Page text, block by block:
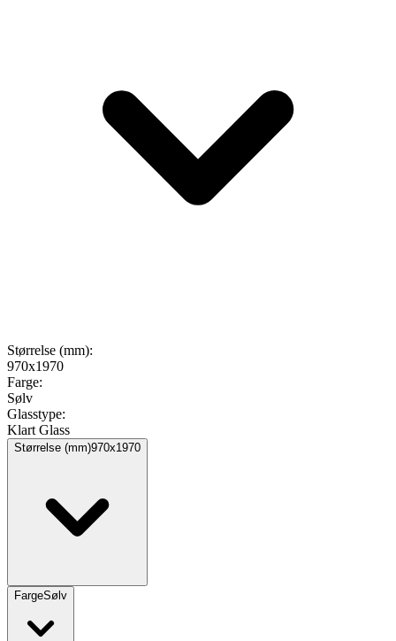
Størrelse (mm):
970x1970
Farge:
Sølv
Glasstype:
Klart Glass
Størrelse (mm)970x1970
FargeSølv